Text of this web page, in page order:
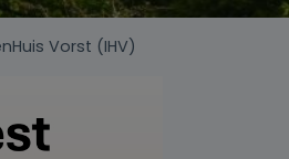
Vorst (IHV)